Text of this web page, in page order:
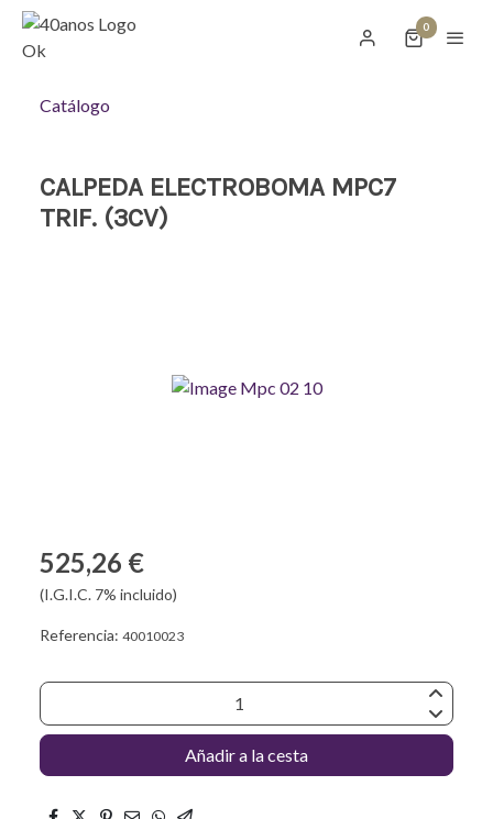
0
Catálogo
CALPEDA ELECTROBOMA MPC7
TRIF. (3CV)
525,26 €
(I.G.I.C. 7% incluido)
Referencia: 40010023
Añadir a la cesta